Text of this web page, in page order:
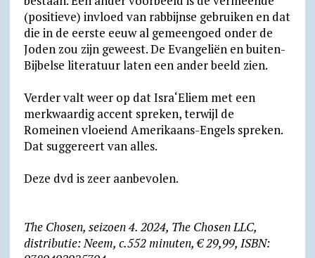
(positieve) invloed van rabbijnse gebruiken en dat
die in de eerste eeuw al gemeengoed onder de
Joden zou zijn geweest. De Evangeliën en buiten-
Bijbelse literatuur laten een ander beeld zien.
Verder valt weer op dat Isra‘Eliem met een
merkwaardig accent spreken, terwijl de
Romeinen vloeiend Amerikaans-Engels spreken.
Dat suggereert van alles.
Deze dvd is zeer aanbevolen.
The Chosen, seizoen 4. 2024, The Chosen LLC,
distributie: Neem, c.552 minuten, € 29,99, ISBN: